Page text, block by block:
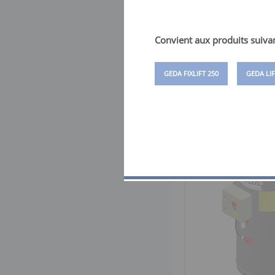
Convient aux produits
GEDA FIXLIFT 250 GEDA